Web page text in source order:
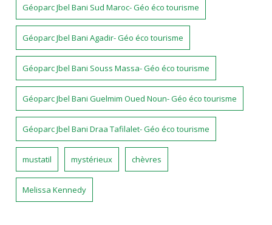
Géoparc Jbel Bani Sud Maroc- Géo éco tourisme
Géoparc Jbel Bani Agadir- Géo éco tourisme
Géoparc Jbel Bani Souss Massa- Géo éco tourisme
Géoparc Jbel Bani Guelmim Oued Noun- Géo éco tourisme
Géoparc Jbel Bani Draa Tafilalet- Géo éco tourisme
mustatil mystérieux chèvres
Melissa Kennedy